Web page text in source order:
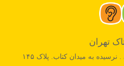
تهران
به میدان کتاب. پلاک ۱۴۵